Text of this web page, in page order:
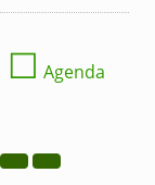
☐ Agenda